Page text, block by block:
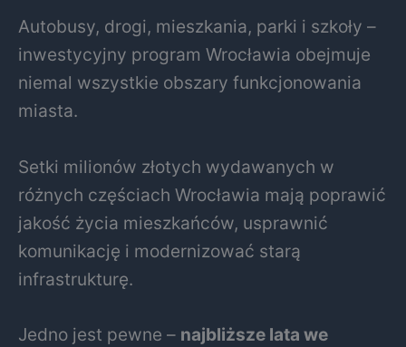
Autobusy, drogi, mieszkania, parki i szkoły –
inwestycyjny program Wrocławia obejmuje
niemal wszystkie obszary funkcjonowania
miasta.
Setki milionów złotych wydawanych w
różnych częściach Wrocławia mają poprawić
jakość życia mieszkańców, usprawnić
komunikację i modernizować starą
infrastrukturę.
Jedno jest pewne – najbliższe lata we